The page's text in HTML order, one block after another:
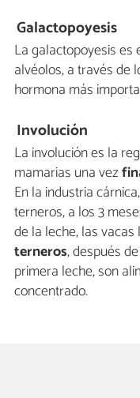
Galactopoyesis
La galactopoyesis
alvéolos, a través de
hormona más
Involución
La involución es la
mamarias una vez
En la industria
terneros, a los 3
de la leche, las vacas
terneros, después
primera leche, son
concentrado.